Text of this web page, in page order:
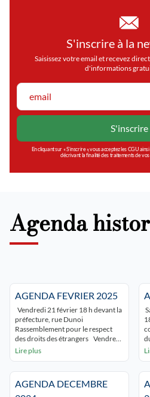
S'inscrire à la
Saisissez votre email et recevez
d'informations
En cliquant sur « S’inscrire », vous acceptez les CGU
décrivant la finalité des traitements de
Agenda
AGENDA FEVRIER 2025
Vendredi 21 février 18 h devant la
préfecture, rue Dunoi
Rassemblement pour le respect
des droits des étrangers Vendredi
21 février 2025 à 16h en ligne
samedi 22 février 2025 15h
Lire plus
«
AGENDA DECEMBRE